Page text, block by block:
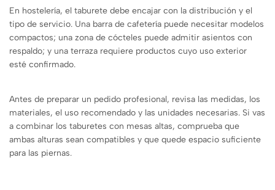
En hostelería, el taburete debe encajar con la distribución y el
tipo de servicio. Una barra de cafetería puede necesitar modelos
compactos; una zona de cócteles puede admitir asientos con
respaldo; y una terraza requiere productos cuyo uso exterior
esté confirmado.
Antes de preparar un pedido profesional, revisa las medidas, los
materiales, el uso recomendado y las unidades necesarias. Si vas
a combinar los taburetes con mesas altas, comprueba que
ambas alturas sean compatibles y que quede espacio suficiente
para las piernas.